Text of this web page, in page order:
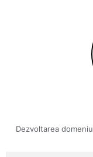
Dezvoltarea